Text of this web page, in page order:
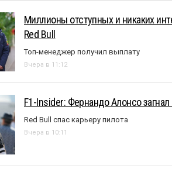
Миллионы отступных и никаких
Red Bull
Топ-менеджер получил выплату
Вчера в 11:12
F1-Insider: Фернандо Алонсо
Red Bull спас карьеру пилота
Вчера в 10:11